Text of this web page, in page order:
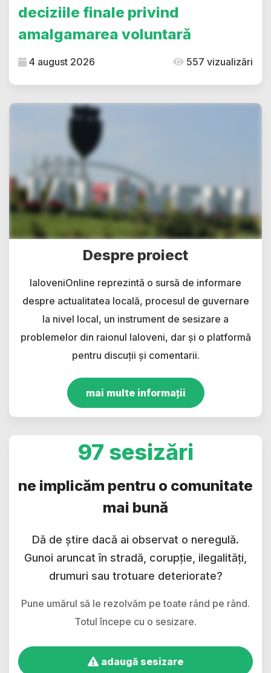
deciziile finale privind
amalgamarea voluntară
4 august 2026 557 vizualizări
Despre proiect
IaloveniOnline reprezintă o sursă de informare
despre actualitatea locală, procesul de guvernare
la nivel local, un instrument de sesizare a
problemelor din raionul Ialoveni, dar și o platformă
pentru discuții și comentarii.
mai multe informații
97 sesizări
ne implicăm pentru o comunitate
mai bună
Dă de știre dacă ai observat o neregulă.
Gunoi aruncat în stradă, corupție, ilegalități,
drumuri sau trotuare deteriorate?
Pune umărul să le rezolvăm pe toate rând pe rând.
Totul începe cu o sesizare.
adaugă sesizare